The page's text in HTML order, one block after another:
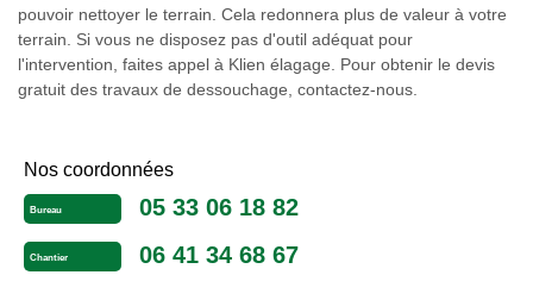
pouvoir nettoyer le terrain. Cela redonnera plus de valeur à votre
terrain. Si vous ne disposez pas d'outil adéquat pour
l'intervention, faites appel à Klien élagage. Pour obtenir le devis
gratuit des travaux de dessouchage, contactez-nous.
Nos coordonnées
Bureau 05 33 06 18 82
Chantier 06 41 34 68 67